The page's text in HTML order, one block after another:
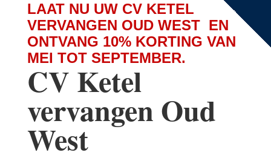
LAAT NU UW CV KETEL
VERVANGEN OUD WEST EN
ONTVANG 10% KORTING VAN
MEI TOT SEPTEMBER.
CV Ketel
vervangen Oud
West